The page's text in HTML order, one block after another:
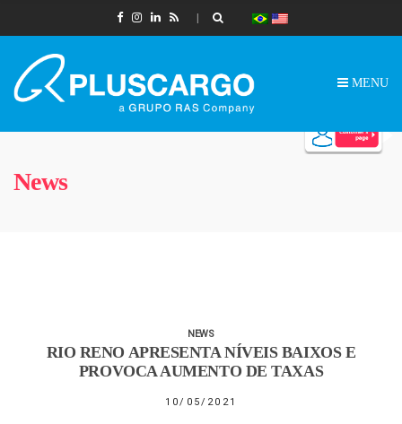
MENU
News
NEWS
RIO RENO APRESENTA NÍVEIS BAIXOS E
PROVOCA AUMENTO DE TAXAS
10/05/2021